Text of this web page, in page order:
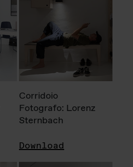
Corridoio
Fotografo: Lorenz
Sternbach
Download